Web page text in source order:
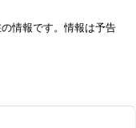
情報です。情報は予告